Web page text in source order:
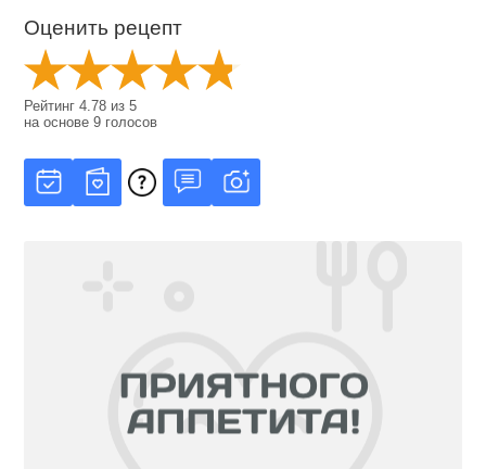
Оценить рецепт
Рейтинг4.78 из5
на основе9 голосов